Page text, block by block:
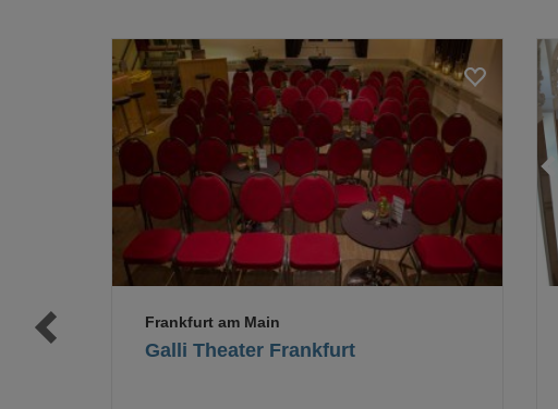
Loading...
Galli Theater Frankfurt
Frankfurt am Main
Loading...